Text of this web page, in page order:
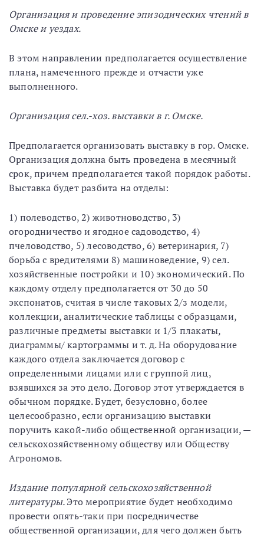
Организация и проведение эпизодических чтений в
Омске и уездах.
В этом направлении предполагается осуществление
плана, намеченного прежде и отчасти уже
выполненного.
Организация сел.-хоз. выставки в г. Омске.
Предполагается организовать выставку в гор. Омске.
Организация должна быть проведена в месячный
срок, причем предполагается такой порядок работы.
Выставка будет разбита на отделы:
1) полеводство, 2) животноводство, 3)
огородничество и ягодное садоводство, 4)
пчеловодство, 5) лесоводство, 6) ветеринария, 7)
борьба с вредителями 8) машиноведение, 9) сел.
хозяйственные постройки и 10) экономический. По
каждому отделу предполагается от 30 до 50
экспонатов, считая в числе таковых 2/з модели,
коллекции, аналитические таблицы с образцами,
различные предметы выставки и 1/3 плакаты,
диаграммы/ картограммы и т. д. На оборудование
каждого отдела заключается договор с
определенными лицами или с группой лиц,
взявшихся за это дело. Договор этот утверждается в
обычном порядке. Будет, безусловно, более
целесообразно, если организацию выставки
поручить какой-либо общественной организации, —
сельскохозяйственному обществу или Обществу
Агрономов.
Издание популярной сельскохозяйственной
литературы.Это мероприятие будет необходимо
провести опять-таки при посредничестве
общественной организации, для чего должен быть